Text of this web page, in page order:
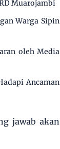
Muarojambi
Warga Sipin
oleh Media
Ancaman
jawab akan